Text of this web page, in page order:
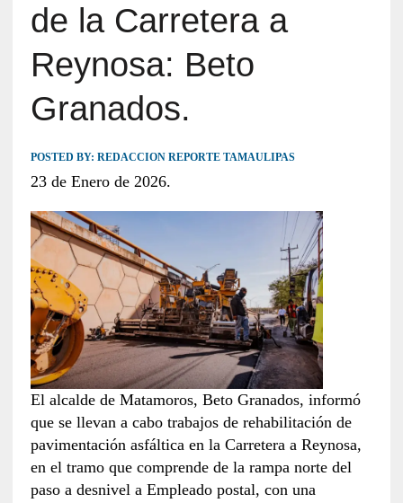
de la Carretera a
Reynosa: Beto
Granados.
POSTED BY: REDACCION REPORTE TAMAULIPAS
23 de Enero de 2026.
El alcalde de Matamoros, Beto Granados, informó
que se llevan a cabo trabajos de rehabilitación de
pavimentación asfáltica en la Carretera a Reynosa,
en el tramo que comprende de la rampa norte del
paso a desnivel a Empleado postal, con una